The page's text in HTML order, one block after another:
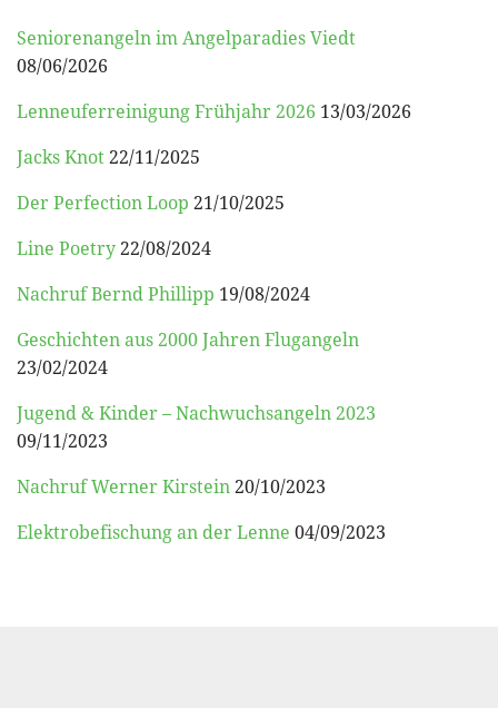
Seniorenangeln im Angelparadies Viedt
08/06/2026
Lenneuferreinigung Frühjahr 2026 13/03/2026
Jacks Knot 22/11/2025
Der Perfection Loop 21/10/2025
Line Poetry 22/08/2024
Nachruf Bernd Phillipp 19/08/2024
Geschichten aus 2000 Jahren Flugangeln
23/02/2024
Jugend & Kinder – Nachwuchsangeln 2023
09/11/2023
Nachruf Werner Kirstein 20/10/2023
Elektrobefischung an der Lenne 04/09/2023